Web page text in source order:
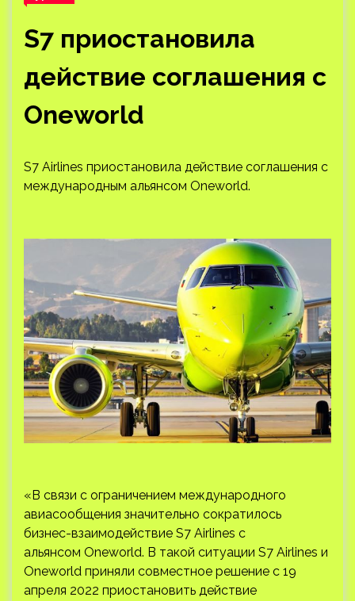
S7 приостановила
действие соглашения с
Oneworld
S7 Airlines приостановила действие соглашения с
международным альянсом Oneworld.
«В связи с ограничением международного
авиасообщения значительно сократилось
бизнес-взаимодействие S7 Airlines с
альянсом Oneworld. В такой ситуации S7 Airlines и
Oneworld приняли совместное решение с 19
апреля 2022 приостановить действие